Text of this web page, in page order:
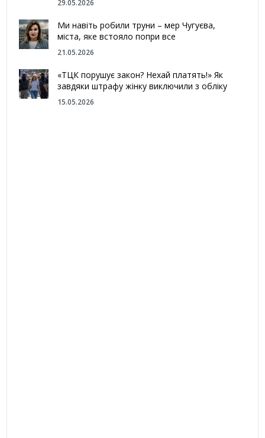
29.05.2026
Ми навіть робили труни – мер Чугуєва,
міста, яке встояло попри все
21.05.2026
«ТЦК порушує закон? Нехай платять!» Як
завдяки штрафу жінку виключили з обліку
15.05.2026